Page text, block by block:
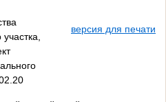
версия для печати